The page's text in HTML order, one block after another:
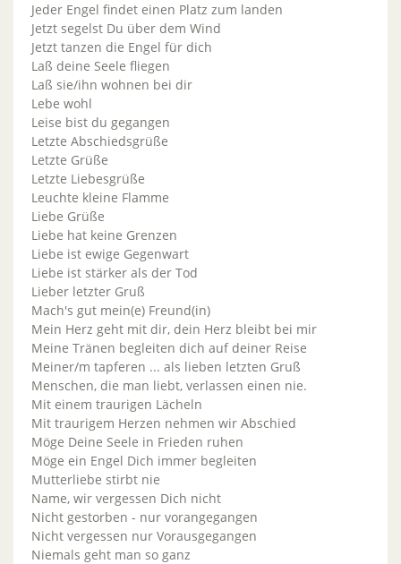
Jeder Engel findet einen Platz zum landen
Jetzt segelst Du über dem Wind
Jetzt tanzen die Engel für dich
Laß deine Seele fliegen
Laß sie/ihn wohnen bei dir
Lebe wohl
Leise bist du gegangen
Letzte Abschiedsgrüße
Letzte Grüße
Letzte Liebesgrüße
Leuchte kleine Flamme
Liebe Grüße
Liebe hat keine Grenzen
Liebe ist ewige Gegenwart
Liebe ist stärker als der Tod
Lieber letzter Gruß
Mach's gut mein(e) Freund(in)
Mein Herz geht mit dir, dein Herz bleibt bei mir
Meine Tränen begleiten dich auf deiner Reise
Meiner/m tapferen ... als lieben letzten Gruß
Menschen, die man liebt, verlassen einen nie.
Mit einem traurigen Lächeln
Mit traurigem Herzen nehmen wir Abschied
Möge Deine Seele in Frieden ruhen
Möge ein Engel Dich immer begleiten
Mutterliebe stirbt nie
Name, wir vergessen Dich nicht
Nicht gestorben - nur vorangegangen
Nicht vergessen nur Vorausgegangen
Niemals geht man so ganz